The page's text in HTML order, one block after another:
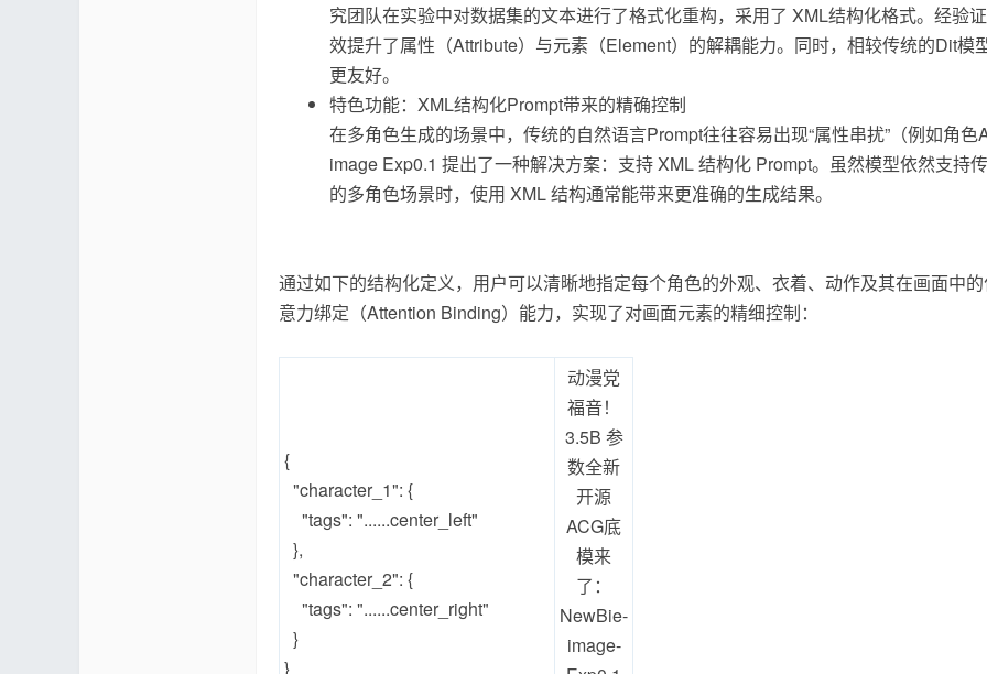
究团队在实验中对数据集的文本进行了格式化重构，采用了 XML结构化格式。经验
效提升了属性（Attribute）与元素（Element）的解耦能力。同时，相较传统的Dit
更友好。
特色功能：XML结构化Prompt带来的精确控制
在多角色生成的场景中，传统的自然语言Prompt往往容易出现“属性串扰”（例如角
image Exp0.1 提出了一种解决方案：支持 XML 结构化 Prompt。虽然模型依然支持
的多角色场景时，使用 XML 结构通常能带来更准确的生成结果。
通过如下的结构化定义，用户可以清晰地指定每个角色的外观、衣着、动作及其在画面中
意力绑定（Attention Binding）能力，实现了对画面元素的精细控制：
{
"character_1": {
"tags": "......center_left"
},
"character_2": {
"tags": "......center_right"
}
}
动漫党
福音！
3.5B 参
数全新
开源
ACG底
模来
了：
NewBie-
image-